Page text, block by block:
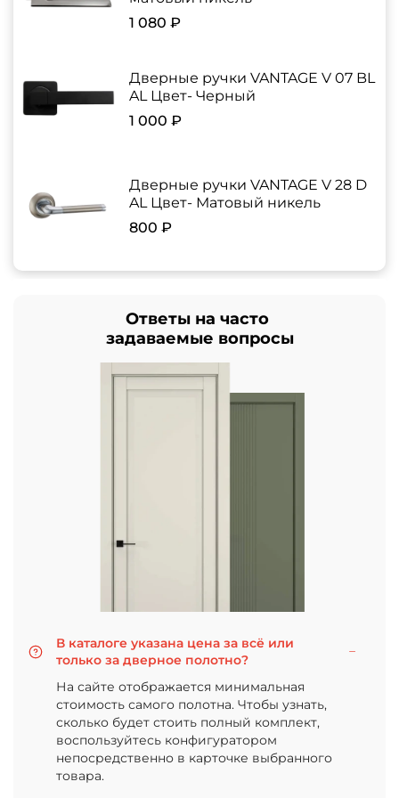
1 080 ₽
Дверные ручки VANTAGE V 07 BL
AL Цвет- Черный
1 000 ₽
Дверные ручки VANTAGE V 28 D
AL Цвет- Матовый никель
800 ₽
Ответы на часто
задаваемые вопросы
В каталоге указана цена за всё или
только за дверное полотно?
На сайте отображается минимальная
стоимость самого полотна. Чтобы узнать,
сколько будет стоить полный комплект,
воспользуйтесь конфигуратором
непосредственно в карточке выбранного
товара.